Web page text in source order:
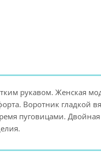
рукавом. Женская
Воротник гладкой
пуговицами.